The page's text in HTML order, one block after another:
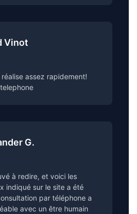
Vinot
assez rapidement!
G.
à redire, et voici les
indiqué sur le site a été
par téléphone a
avec un être humain